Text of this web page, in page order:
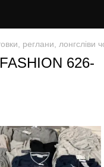
реглани, лонгсліви
626-